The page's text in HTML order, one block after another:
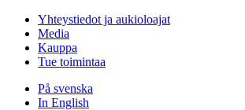
Hyppää
sisältöön
Yhteystiedot ja aukioloajat
Media
Kauppa
Tue toimintaa
På svenska
In English